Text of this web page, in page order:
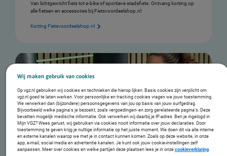
Van lichtgewicht fiets tot e-bike of sportieve stadsfiets. Ontvang korting op
alle fietsen en accessoires bij Fietsvoordeelshop.nl
Korting Fietsvoordeelshop.nl
Wij maken gebruik van cookies
Op vgz.nl gebruiken wij cookies en technieken die hierop lijken. Basis cookies zijn verplicht om
vgz.nl goed te laten werken. Voor persoonlijke en tracking cookies vragen we jouw toestemming.
We verwerken dan (bijzondere) persoonsgegevens van jou op basis van jouw surfgedrag.
Bijvoorbeeld welke pagina’s je bezoekt, zoals vergoedingen- en zorg gerelateerde pagina’s. Deze
bevatten mogelijk medische informatie. Ook verwerken wij daarbij je IP-adres. Ben je ingelogd in
Mijn VGZ? Wees gerust, wij gebruiken via cookies nooit informatie over jouw declaraties. Door
toestemming te geven krijg je nuttige informatie op het juiste moment. We doen dit via alle interne
en externe kanalen waarop we met je in contact kunnen komen. Zoals op deze website, in onze
app, e-mail, social media en advertentie kanalen. Je kunt ook jouw cookie-instellingen zelf
aanpassen. Meer over cookies en welke partijen deze plaatsen lees je in onze cookieverklaring.